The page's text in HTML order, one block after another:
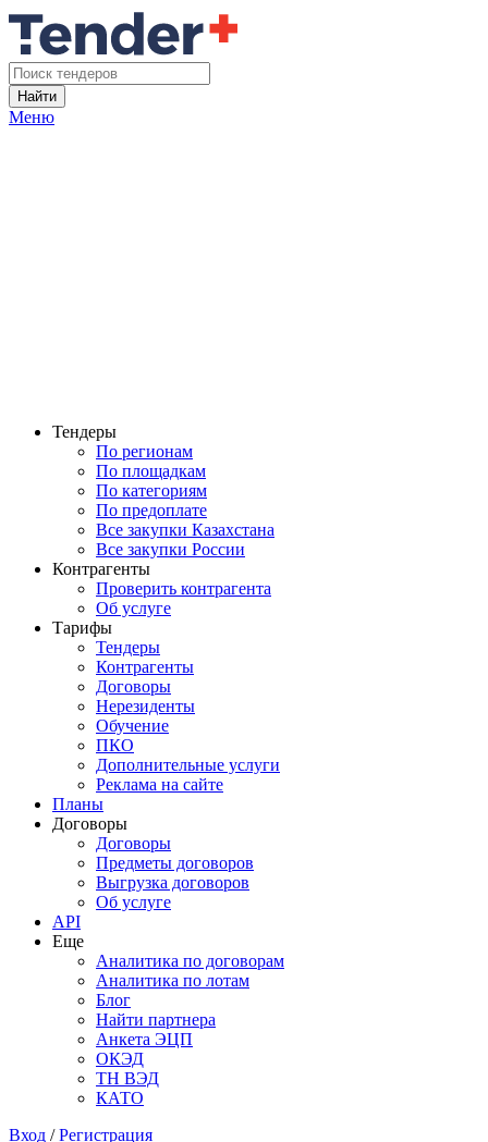
Найти
Меню
Тендеры
По регионам
По площадкам
По категориям
По предоплате
Все закупки Казахстана
Все закупки России
Контрагенты
Проверить контрагента
Об услуге
Тарифы
Тендеры
Контрагенты
Договоры
Нерезиденты
Обучение
ПКО
Дополнительные услуги
Реклама на сайте
Планы
Договоры
Договоры
Предметы договоров
Выгрузка договоров
Об услуге
API
Еще
Аналитика по договорам
Аналитика по лотам
Блог
Найти партнера
Анкета ЭЦП
ОКЭД
ТН ВЭД
КАТО
Вход /Регистрация